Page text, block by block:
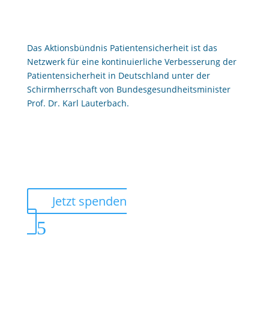
Das Aktionsbündnis Patientensicherheit ist das
Netzwerk für eine kontinuierliche Verbesserung der
Patientensicherheit in Deutschland unter der
Schirmherrschaft von Bundesgesundheitsminister
Prof. Dr. Karl Lauterbach.
Jetzt spenden